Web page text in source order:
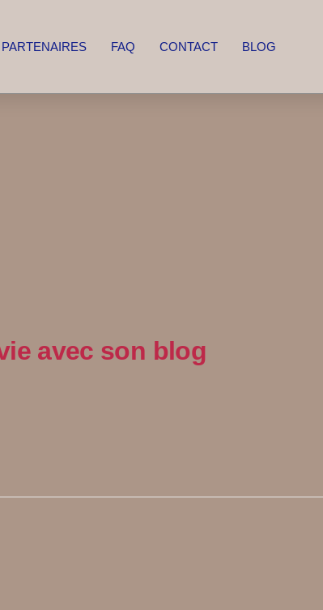
PARTENAIRES FAQ CONTACT BLOG
avec son blog